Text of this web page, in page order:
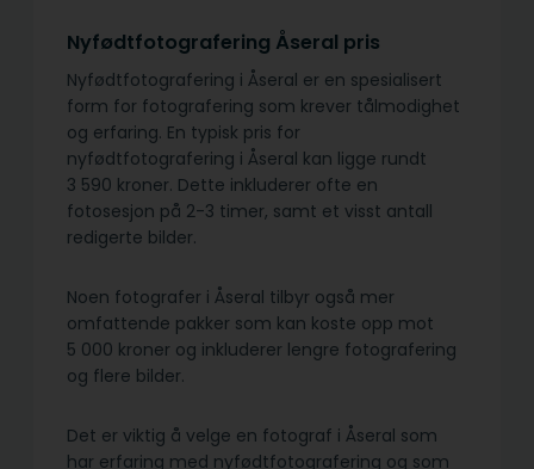
Nyfødtfotografering Åseral pris
Nyfødtfotografering i Åseral er en spesialisert
form for fotografering som krever tålmodighet
og erfaring. En typisk pris for
nyfødtfotografering i Åseral kan ligge rundt
3 590 kroner. Dette inkluderer ofte en
fotosesjon på 2-3 timer, samt et visst antall
redigerte bilder.
Noen fotografer i Åseral tilbyr også mer
omfattende pakker som kan koste opp mot
5 000 kroner og inkluderer lengre fotografering
og flere bilder.
Det er viktig å velge en fotograf i Åseral som
har erfaring med nyfødtfotografering og som